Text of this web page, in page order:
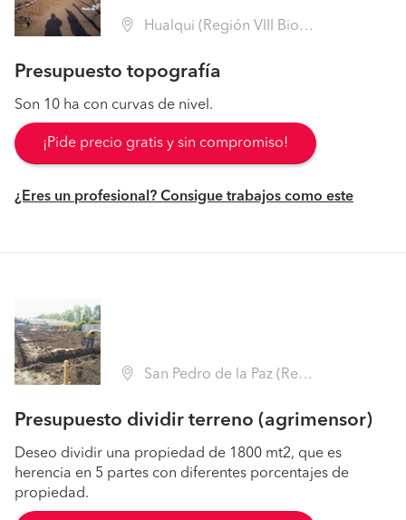
Hualqui (Región VIII Biobío - Concepción)
Presupuesto topografía
Son 10 ha con curvas de nivel.
¡Pide precio gratis y sin compromiso!
¿Eres un profesional? Consigue trabajos como este
San Pedro de la Paz (Región VIII Biobío - Concepción)
Presupuesto dividir terreno (agrimensor)
Deseo dividir una propiedad de 1800 mt2, que es
herencia en 5 partes con diferentes porcentajes de
propiedad.